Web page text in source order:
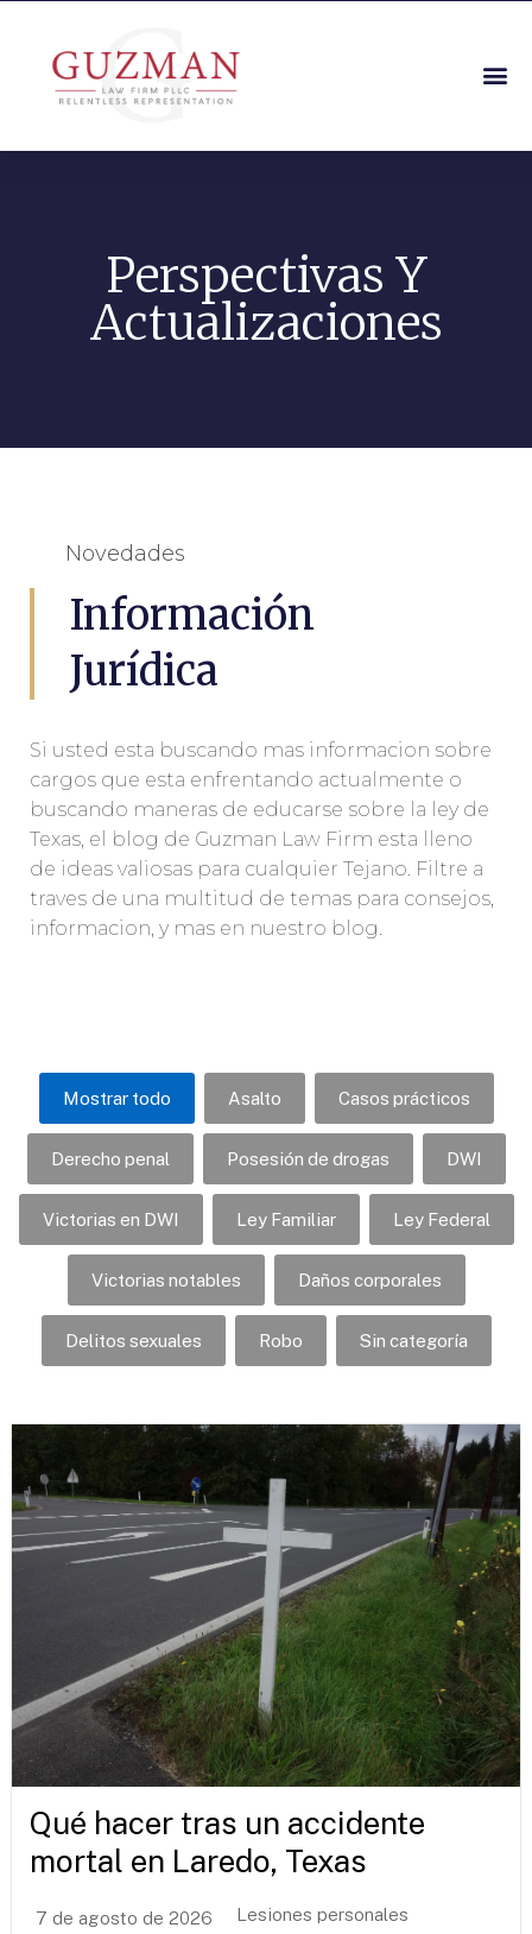
Perspectivas Y
Actualizaciones
Novedades
Información
Jurídica
Si usted esta buscando mas informacion sobre
cargos que esta enfrentando actualmente o
buscando maneras de educarse sobre la ley de
Texas, el blog de Guzman Law Firm esta lleno
de ideas valiosas para cualquier Tejano. Filtre a
traves de una multitud de temas para consejos,
informacion, y mas en nuestro blog.
Mostrar todo Asalto Casos prácticos
Derecho penal Posesión de drogas DWI
Victorias en DWI Ley Familiar Ley Federal
Victorias notables Daños corporales
Delitos sexuales Robo Sin categoría
Qué hacer tras un accidente
mortal en Laredo, Texas
7 de agosto de 2026 Lesiones personales